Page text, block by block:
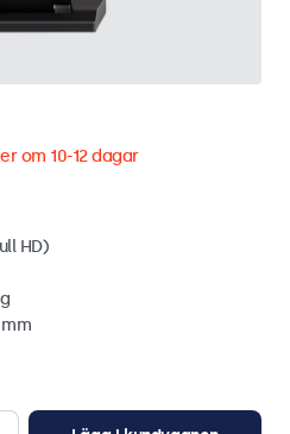
om 10-12 dagar
HD)